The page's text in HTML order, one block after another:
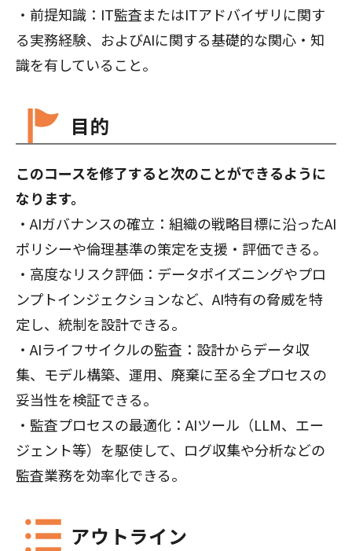
・前提知識：IT監査またはITアドバイザリに関す
る実務経験、およびAIに関する基礎的な関心・知
識を有していること。
目的
このコースを修了すると次のことができるように
なります。
・AIガバナンスの確立：組織の戦略目標に沿ったAI
ポリシーや倫理基準の策定を支援・評価できる。
・高度なリスク評価：データポイズニングやプロ
ンプトインジェクションなど、AI特有の脅威を特
定し、統制を設計できる。
・AIライフサイクルの監査：設計からデータ収
集、モデル構築、運用、廃棄に至る全プロセスの
妥当性を検証できる。
・監査プロセスの最適化：AIツール（LLM、エー
ジェント等）を駆使して、ログ収集や分析などの
監査業務を効率化できる。
アウトライン